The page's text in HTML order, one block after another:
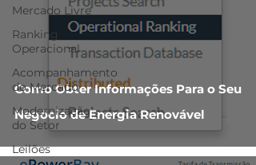
Mercado Livre
Ranking
Operacional
Acompanhamento
do Mercado
Modernização
do Setor
Leilões
Como Obter Informações Para o Seu
Negócio de Energia Renovável